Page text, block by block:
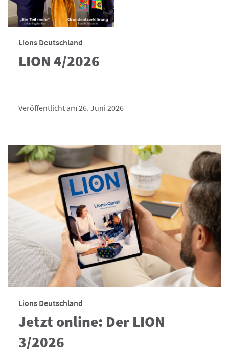
Lions Deutschland
LION 4/2026
Veröffentlicht am 26. Juni 2026
Lions Deutschland
Jetzt online: Der LION
3/2026